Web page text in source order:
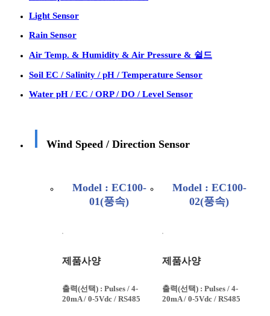
Light Sensor
Rain Sensor
Air Temp. & Humidity & Air Pressure & 쉴드
Soil EC / Salinity / pH / Temperature Sensor
Water pH / EC / ORP / DO / Level Sensor
Wind Speed / Direction Sensor
Model : EC100-
01(풍속)
제품사양
출력(선택) : Pulses / 4-
20mA / 0-5Vdc / RS485
Model : EC100-
02(풍속)
제품사양
출력(선택) : Pulses / 4-
20mA / 0-5Vdc / RS485